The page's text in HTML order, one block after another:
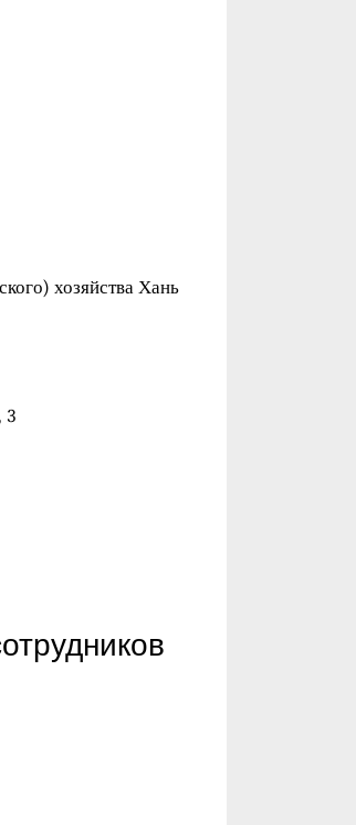
хозяйства Хань
3